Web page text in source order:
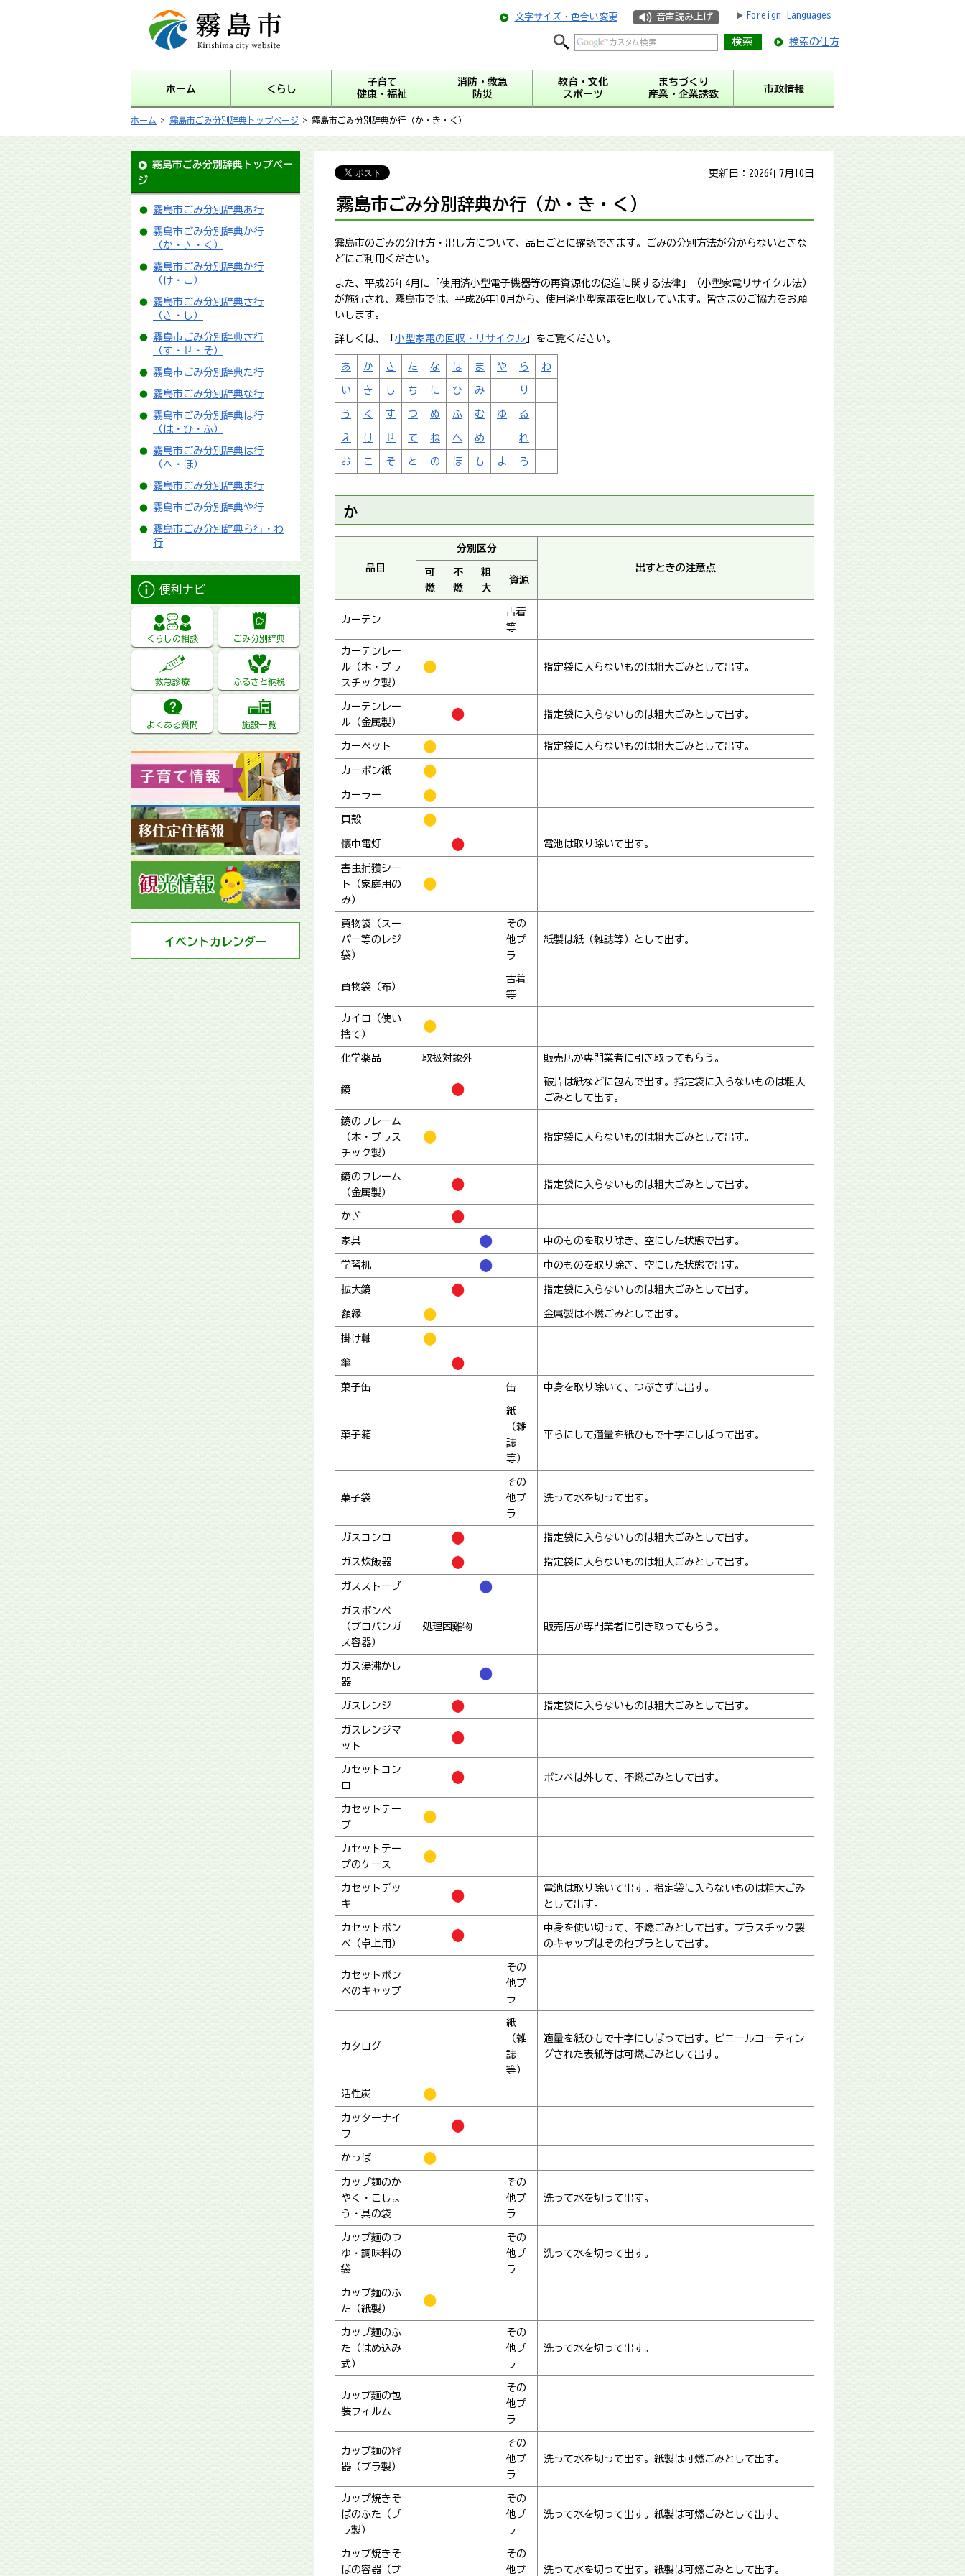
霧島市 Kirishima city
website
文字サイズ・色合い変更 音声読み上げ Foreign Languages
検索の仕方
ホーム くらし
子育て
健康・福祉
消防・救急
防災
教育・文化
スポーツ
まちづくり
産業・企業誘致
市政情報
ホーム > 霧島市ごみ分別辞典トップページ > 霧島市ごみ分別辞典か行（か・き・く）
霧島市ごみ分別辞典トップペー
ジ
霧島市ごみ分別辞典あ行
霧島市ごみ分別辞典か行
（か・き・く）
霧島市ごみ分別辞典か行
（け・こ）
霧島市ごみ分別辞典さ行
（さ・し）
霧島市ごみ分別辞典さ行
（す・せ・そ）
霧島市ごみ分別辞典た行
霧島市ごみ分別辞典な行
霧島市ごみ分別辞典は行
（は・ひ・ふ）
霧島市ごみ分別辞典は行
（へ・ほ）
霧島市ごみ分別辞典ま行
霧島市ごみ分別辞典や行
霧島市ごみ分別辞典ら行・わ
行
便利ナビ
くらしの相談 ごみ分別辞典
救急診療 ふるさと納税
よくある質問 施設一覧
イベントカレンダー
更新日：2026年7月10日
霧島市ごみ分別辞典か行（か・き・く）
霧島市のごみの分け方・出し方について、品目ごとに確認できます。ごみの分別方法が分からないときな
どにご利用ください。
また、平成25年4月に「使用済小型電子機器等の再資源化の促進に関する法律」（小型家電リサイクル法）
が施行され、霧島市では、平成26年10月から、使用済小型家電を回収しています。皆さまのご協力をお願
いします。
詳しくは、「小型家電の回収・リサイクル 」をご覧ください。
あ か さ た な は ま や ら わ
い き し ち に ひ み り
う く す つ ぬ ふ む ゆ る
え け せ て ね へ め れ
お こ そ と の ほ も よ ろ
か
品目
分別区分
出すときの注意点
可
燃
不
燃
粗
大
資源
カーテン
古着
等
カーテンレー
ル（木・プラ
スチック製）
指定袋に入らないものは粗大ごみとして出す。
カーテンレー
ル（金属製）
指定袋に入らないものは粗大ごみとして出す。
カーペット 指定袋に入らないものは粗大ごみとして出す。
カーボン紙
カーラー
貝殻
懐中電灯 電池は取り除いて出す。
害虫捕獲シー
ト（家庭用の
み）
買物袋（スー
パー等のレジ
袋）
その
他プ
ラ
紙製は紙（雑誌等）として出す。
買物袋（布）
古着
等
カイロ（使い
捨て）
化学薬品 取扱対象外 販売店か専門業者に引き取ってもらう。
鏡
破片は紙などに包んで出す。指定袋に入らないものは粗大
ごみとして出す。
鏡のフレーム
（木・プラス
チック製）
指定袋に入らないものは粗大ごみとして出す。
鏡のフレーム
（金属製）
指定袋に入らないものは粗大ごみとして出す。
かぎ
家具 中のものを取り除き、空にした状態で出す。
学習机 中のものを取り除き、空にした状態で出す。
拡大鏡 指定袋に入らないものは粗大ごみとして出す。
額縁 金属製は不燃ごみとして出す。
掛け軸
傘
菓子缶 缶 中身を取り除いて、つぶさずに出す。
菓子箱
紙
（雑
誌
等）
平らにして適量を紙ひもで十字にしばって出す。
菓子袋
その
他プ
ラ
洗って水を切って出す。
ガスコンロ 指定袋に入らないものは粗大ごみとして出す。
ガス炊飯器 指定袋に入らないものは粗大ごみとして出す。
ガスストーブ
ガスボンベ
（プロパンガ
ス容器）
処理困難物 販売店か専門業者に引き取ってもらう。
ガス湯沸かし
器
ガスレンジ 指定袋に入らないものは粗大ごみとして出す。
ガスレンジマ
ット
カセットコン
ロ
ボンベは外して、不燃ごみとして出す。
カセットテー
プ
カセットテー
プのケース
カセットデッ
キ
電池は取り除いて出す。指定袋に入らないものは粗大ごみ
として出す。
カセットボン
ベ（卓上用）
中身を使い切って、不燃ごみとして出す。プラスチック製
のキャップはその他プラとして出す。
カセットボン
ベのキャップ
その
他プ
ラ
カタログ
紙
（雑
誌
等）
適量を紙ひもで十字にしばって出す。ビニールコーティン
グされた表紙等は可燃ごみとして出す。
活性炭
カッターナイ
フ
かっぱ
カップ麺のか
やく・こしょ
う・具の袋
その
他プ
ラ
洗って水を切って出す。
カップ麺のつ
ゆ・調味料の
袋
その
他プ
ラ
洗って水を切って出す。
カップ麺のふ
た（紙製）
カップ麺のふ
た（はめ込み
式）
その
他プ
ラ
洗って水を切って出す。
カップ麺の包
装フィルム
その
他プ
ラ
カップ麺の容
器（プラ製）
その
他プ
ラ
洗って水を切って出す。紙製は可燃ごみとして出す。
カップ焼きそ
ばのふた（プ
ラ製）
その
他プ
ラ
洗って水を切って出す。紙製は可燃ごみとして出す。
カップ焼きそ
ばの容器（プ
その
他プ
洗って水を切って出す。紙製は可燃ごみとして出す。